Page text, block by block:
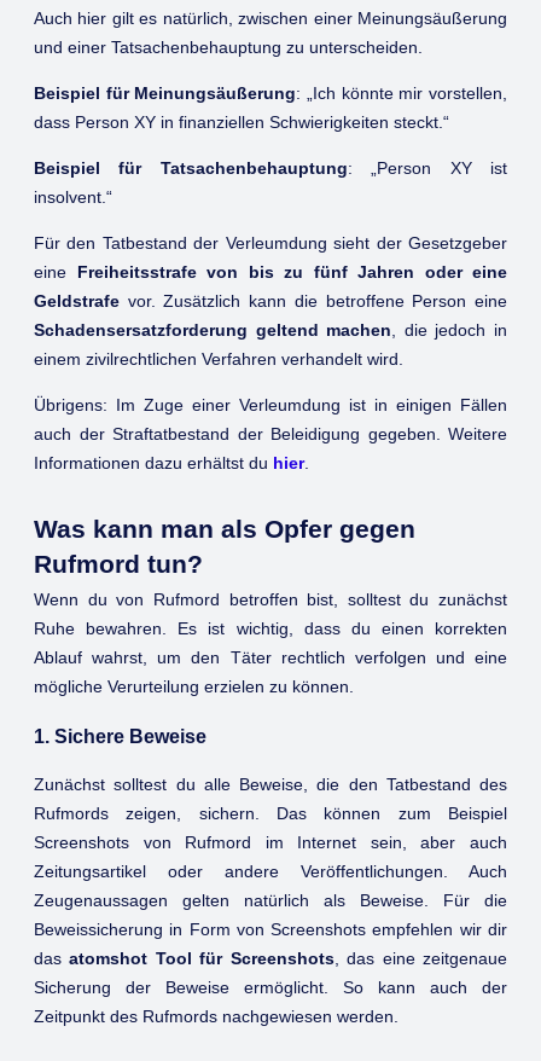
Auch hier gilt es natürlich, zwischen einer Meinungsäußerung
und einer Tatsachenbehauptung zu unterscheiden.
Beispiel für Meinungsäußerung: „Ich könnte mir vorstellen,
dass Person XY in finanziellen Schwierigkeiten steckt.“
Beispiel für Tatsachenbehauptung: „Person XY ist
insolvent.“
Für den Tatbestand der Verleumdung sieht der Gesetzgeber
eine Freiheitsstrafe von bis zu fünf Jahren oder eine
Geldstrafe vor. Zusätzlich kann die betroffene Person eine
Schadensersatzforderung geltend machen , die jedoch in
einem zivilrechtlichen Verfahren verhandelt wird.
Übrigens: Im Zuge einer Verleumdung ist in einigen Fällen
auch der Straftatbestand der Beleidigung gegeben. Weitere
Informationen dazu erhältst du hier.
Was kann man als Opfer gegen
Rufmord tun?
Wenn du von Rufmord betroffen bist, solltest du zunächst
Ruhe bewahren. Es ist wichtig, dass du einen korrekten
Ablauf wahrst, um den Täter rechtlich verfolgen und eine
mögliche Verurteilung erzielen zu können.
1. Sichere Beweise
Zunächst solltest du alle Beweise, die den Tatbestand des
Rufmords zeigen, sichern. Das können zum Beispiel
Screenshots von Rufmord im Internet sein, aber auch
Zeitungsartikel oder andere Veröffentlichungen. Auch
Zeugenaussagen gelten natürlich als Beweise. Für die
Beweissicherung in Form von Screenshots empfehlen wir dir
dasatomshot Tool für Screenshots, das eine zeitgenaue
Sicherung der Beweise ermöglicht. So kann auch der
Zeitpunkt des Rufmords nachgewiesen werden.